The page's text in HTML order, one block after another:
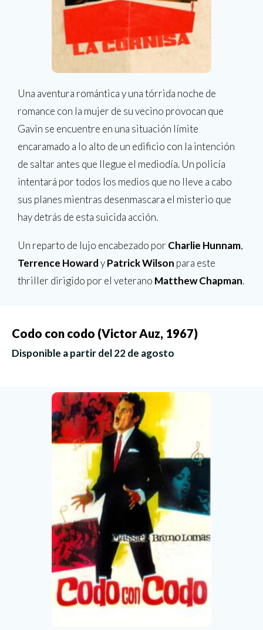
Una aventura romántica y una tórrida noche de
romance con la mujer de su vecino provocan que
Gavin se encuentre en una situación límite
encaramado a lo alto de un edificio con la intención
de saltar antes que llegue el mediodía. Un policía
intentará por todos los medios que no lleve a cabo
sus planes mientras desenmascara el misterio que
hay detrás de esta suicida acción.
Un reparto de lujo encabezado por Charlie Hunnam,
Terrence HowardyPatrick Wilson para este
thriller dirigido por el veterano Matthew Chapman.
Codo con codo (Victor Auz, 1967)
Disponible a partir del 22 de agosto